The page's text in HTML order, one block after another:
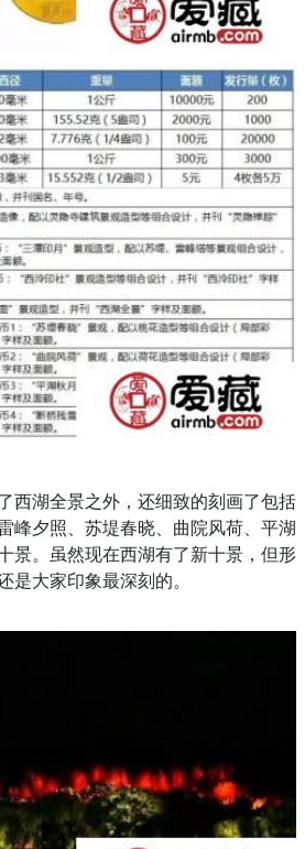
湖全景之外，还细致的刻画了包括
峰夕照、苏堤春晓、曲院风荷、平湖
景。虽然现在西湖有了新十景，但形
是大家印象最深刻的。